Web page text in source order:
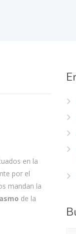
en la
por el
mandan la
de la